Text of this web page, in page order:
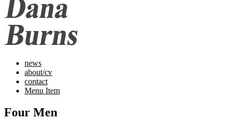
news
about/cv
contact
Menu Item
Four Men